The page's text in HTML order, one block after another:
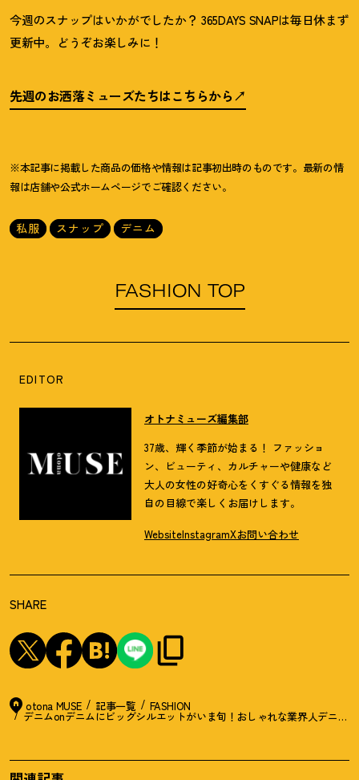
今週のスナップはいかがでしたか？ 365DAYS SNAPは毎日休まず
更新中。どうぞお楽しみに ！
先週のお洒落ミューズたちはこちらから
※本記事に掲載した商品の価格や情報は記事初出時のものです。最新の情
報は店舗や公式ホームページでご確認ください。
私服 スナップ デニム
FASHION TOP
EDITOR
オトナミューズ編集部
37歳、輝く季節が始まる！ ファッショ
ン、ビューティ、カルチャーや健康など
大人の女性の好奇心をくすぐる情報を独
自の目線で楽しくお届けします。
WebsiteInstagramXお問い合わせ
SHARE
otona MUSE 記事一覧 FASHION
デニムonデニムにビッグシルエットがいま旬 ！ おしゃれな業界人デニム